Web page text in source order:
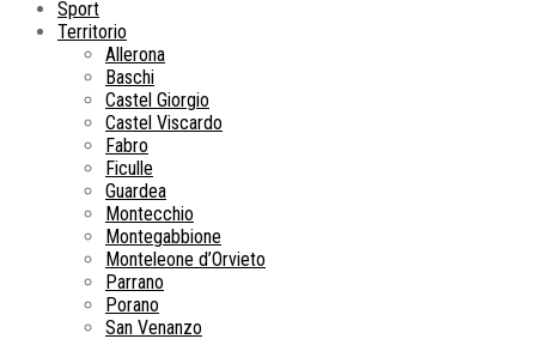
Sport
Territorio
Allerona
Baschi
Castel Giorgio
Castel Viscardo
Fabro
Ficulle
Guardea
Montecchio
Montegabbione
Monteleone d’Orvieto
Parrano
Porano
San Venanzo